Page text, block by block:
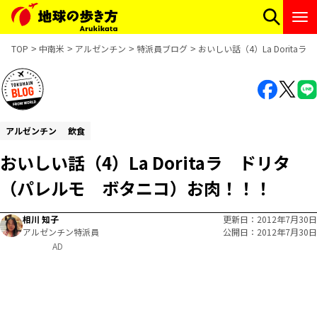
TOP 中南米 アルゼンチン 特派員ブログ おいしい話（4）La Doritaラ
アルゼンチン 飲食
おいしい話（4）La Doritaラ ドリタ
（パレルモ ボタニコ）お肉！！！
相川 知子
アルゼンチン特派員
更新日
2012年7月30日
公開日
2012年7月30日
AD